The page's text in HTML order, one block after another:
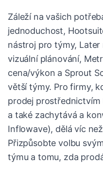
Záleží na vašich
jednoduchost,
nástroj pro týmy, Later
vizuální plánování,
cena/výkon a Sprout
větší týmy. Pro firmy,
prodej prostřednictvím
a také zachytává a
Inflowave), dělá víc
Přizpůsobte volbu
týmu a tomu, zda